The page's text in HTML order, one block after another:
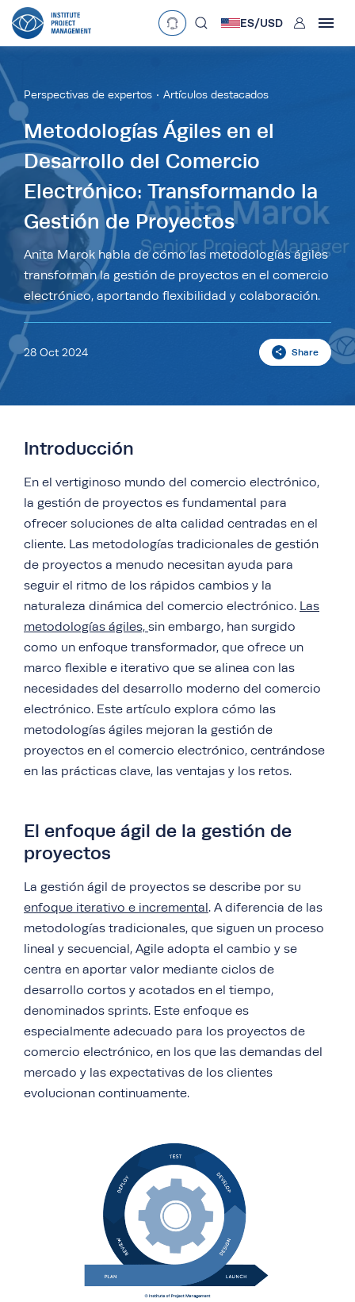
Language
Currency
£•GBP €•EUR $•USD
د.إ•AED $• AUD $•SGD
R
ES/USD User
Perspectivas de expertos Artículos destacados
Metodologías Ágiles en el
Desarrollo del Comercio
Electrónico: Transformando la
Gestión de Proyectos
Anita Marok habla de cómo las metodologías ágiles
transforman la gestión de proyectos en el comercio
electrónico, aportando flexibilidad y colaboración.
28 Oct 2024 Share
Introducción
En el vertiginoso mundo del comercio electrónico,
la gestión de proyectos es fundamental para
ofrecer soluciones de alta calidad centradas en el
cliente. Las metodologías tradicionales de gestión
de proyectos a menudo necesitan ayuda para
seguir el ritmo de los rápidos cambios y la
naturaleza dinámica del comercio electrónico. Las
metodologías ágiles, sin embargo, han surgido
como un enfoque transformador, que ofrece un
marco flexible e iterativo que se alinea con las
necesidades del desarrollo moderno del comercio
electrónico. Este artículo explora cómo las
metodologías ágiles mejoran la gestión de
proyectos en el comercio electrónico, centrándose
en las prácticas clave, las ventajas y los retos.
El enfoque ágil de la gestión de
proyectos
La gestión ágil de proyectos se describe por su
enfoque iterativo e incremental. A diferencia de las
metodologías tradicionales, que siguen un proceso
lineal y secuencial, Agile adopta el cambio y se
centra en aportar valor mediante ciclos de
desarrollo cortos y acotados en el tiempo,
denominados sprints. Este enfoque es
especialmente adecuado para los proyectos de
comercio electrónico, en los que las demandas del
mercado y las expectativas de los clientes
evolucionan continuamente.